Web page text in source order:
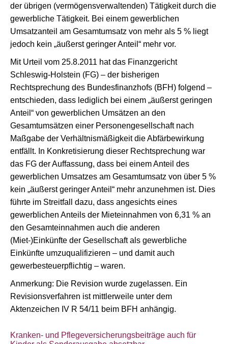
der übrigen (vermögensverwaltenden) Tätigkeit durch die
gewerbliche Tätigkeit. Bei einem gewerblichen
Umsatzanteil am Gesamtumsatz von mehr als 5 % liegt
jedoch kein „äußerst geringer Anteil“ mehr vor.
Mit Urteil vom 25.8.2011 hat das Finanzgericht
Schleswig-Holstein (FG) – der bisherigen
Rechtsprechung des Bundesfinanzhofs (BFH) folgend –
entschieden, dass lediglich bei einem „äußerst geringen
Anteil“ von gewerblichen Umsätzen an den
Gesamtumsätzen einer Personengesellschaft nach
Maßgabe der Verhältnismäßigkeit die Abfärbewirkung
entfällt. In Konkretisierung dieser Rechtsprechung war
das FG der Auffassung, dass bei einem Anteil des
gewerblichen Umsatzes am Gesamtumsatz von über 5 %
kein „äußerst geringer Anteil“ mehr anzunehmen ist. Dies
führte im Streitfall dazu, dass angesichts eines
gewerblichen Anteils der Mieteinnahmen von 6,31 % an
den Gesamteinnahmen auch die anderen
(Miet-)Einkünfte der Gesellschaft als gewerbliche
Einkünfte umzuqualifizieren – und damit auch
gewerbesteuerpflichtig – waren.
Anmerkung: Die Revision wurde zugelassen. Ein
Revisionsverfahren ist mittlerweile unter dem
Aktenzeichen IV R 54/11 beim BFH anhängig.
Kranken- und Pflegeversicherungsbeiträge auch für